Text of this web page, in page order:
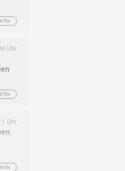
Uhr
Uhr